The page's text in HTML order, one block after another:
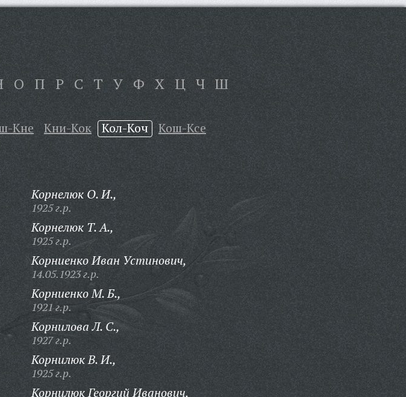
О П Р С Т У Ф Х Ц Ч Ш
Кне Кни-Кок Кол-Коч
Кош-Ксе
Корнелюк О. И.,
1925 г.р.
Корнелюк Т. А.,
1925 г.р.
Корниенко Иван Устинович,
14.05.1923 г.р.
Корниенко М. Б.,
1921 г.р.
Корнилова Л. С.,
1927 г.р.
Корнилюк В. И.,
1925 г.р.
Корнилюк Георгий Иванович,